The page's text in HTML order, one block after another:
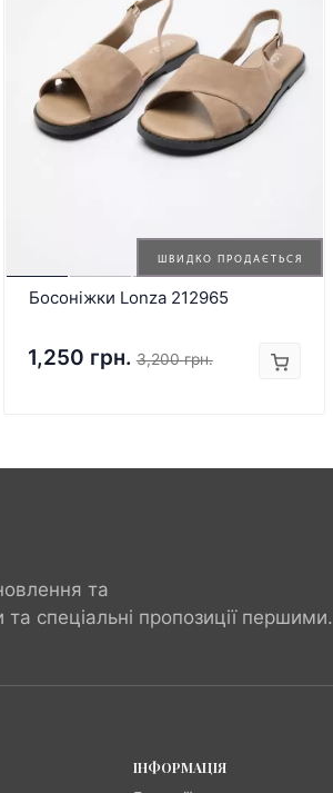
ШВИДКО ПРОДАЄТЬСЯ
Босоніжки Lonza 212965
1,250 грн. 3,200 грн.
та
спеціальні пропозиції першими.
ІНФОРМАЦІЯ